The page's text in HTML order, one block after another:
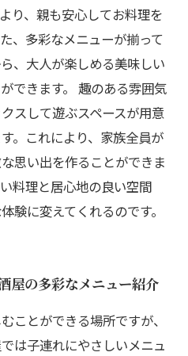
り、親も安心してお料理を
、多彩なメニューが揃って
、大人が楽しめる美味しい
できます。 趣のある雰囲気
スして遊ぶスペースが用意
。これにより、家族全員が
思い出を作ることができま
料理と居心地の良い空間
験に変えてくれるのです。
屋の多彩なメニュー紹介
ことができる場所ですが、
は子連れにやさしいメニュ